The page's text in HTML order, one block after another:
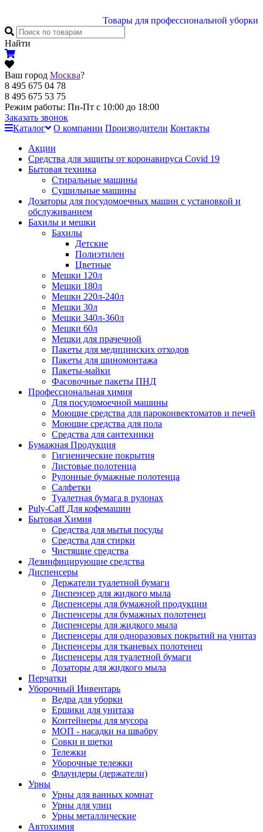
Товары для профессиональной уборки
Найти
Ваш город Москва?
8 495 675 04 78
8 495 675 53 75
Режим работы: Пн-Пт с 10:00 до 18:00
Заказать звонок
Каталог
О компании Производители Контакты
Акции
Cредства для защиты от коронавируса Covid 19
Бытовая техника
Стиральные машины
Сушильные машины
Дозаторы для посудомоечных машин с установкой и
обслуживанием
Бахилы и мешки
Бахилы
Детские
Полиэтилен
Цветные
Мешки 120л
Мешки 180л
Мешки 220л-240л
Мешки 30л
Мешки 340л-360л
Мешки 60л
Мешки для прачечной
Пакеты для медицинских отходов
Пакеты для шиномонтажа
Пакеты-майки
Фасовочные пакеты ПНД
Профессиональная химия
Для посудомоечной машины
Моющие средства для пароконвектоматов и печей
Моющие средства для пола
Средства для сантехники
Бумажная Продукция
Гигиенические покрытия
Листовые полотенца
Рулонные бумажные полотенца
Салфетки
Туалетная бумага в рулонах
Puly-Caff Для кофемашин
Бытовая Химия
Средства для мытья посуды
Средства для стирки
Чистящие средства
Дезинфицирующие средства
Диспенсеры
Держатели туалетной бумаги
Диспенсер для жидкого мыла
Диспенсеры для бумажной продукции
Диспенсеры для бумажных полотенец
Диспенсеры для жидкого мыла
Диспенсеры для одноразовых покрытий на унитаз
Диспенсеры для тканевых полотенец
Диспенсеры для туалетной бумаги
Дозаторы для жидкого мыла
Перчатки
Уборочный Инвентарь
Ведра для уборки
Ершики для унитаза
Контейнеры для мусора
МОП - насадки на швабру
Совки и щетки
Тележки
Уборочные тележки
Флаундеры (держатели)
Урны
Урны для ванных комнат
Урны для улиц
Урны металлические
Автохимия